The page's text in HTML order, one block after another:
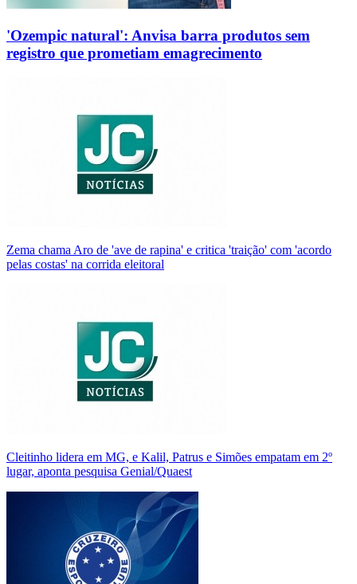
'Ozempic natural': Anvisa barra produtos sem
registro que prometiam emagrecimento
Zema chama Aro de 'ave de rapina' e critica 'traição' com 'acordo
pelas costas' na corrida eleitoral
Cleitinho lidera em MG, e Kalil, Patrus e Simões empatam em 2º
lugar, aponta pesquisa Genial/Quaest